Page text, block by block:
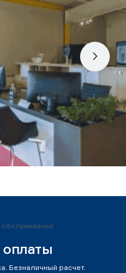
обслуживания
Безналичный расчет.